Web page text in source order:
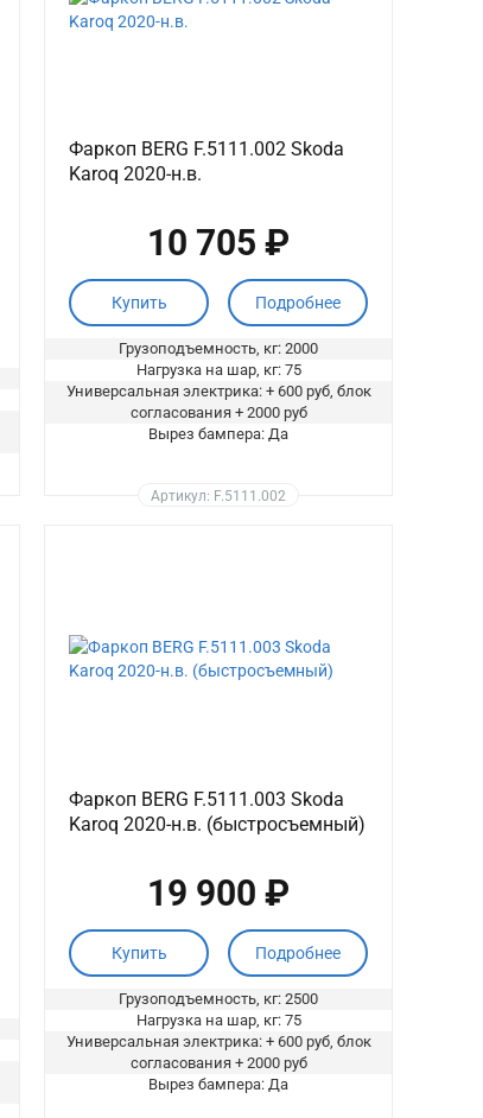
Фаркоп BERG F.5111.002 Skoda
Karoq 2020-н.в.
10 705 ₽
Купить Подробнее
Грузоподъемность, кг: 2000
Нагрузка на шар, кг: 75
Универсальная электрика: + 600 руб, блок
согласования + 2000 руб
Вырез бампера: Да
Артикул: F.5111.002
Фаркоп BERG F.5111.003 Skoda
Karoq 2020-н.в. (быстросъемный)
19 900 ₽
Купить Подробнее
Грузоподъемность, кг: 2500
Нагрузка на шар, кг: 75
Универсальная электрика: + 600 руб, блок
согласования + 2000 руб
Вырез бампера: Да